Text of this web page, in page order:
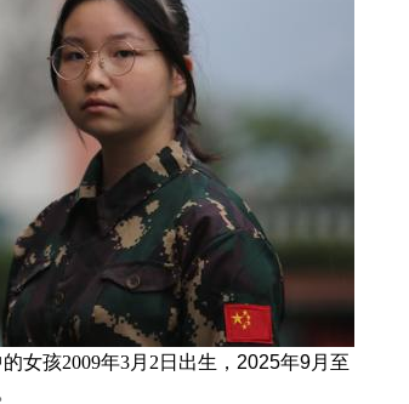
女孩2009年3月2日 出生， 2025年9月至